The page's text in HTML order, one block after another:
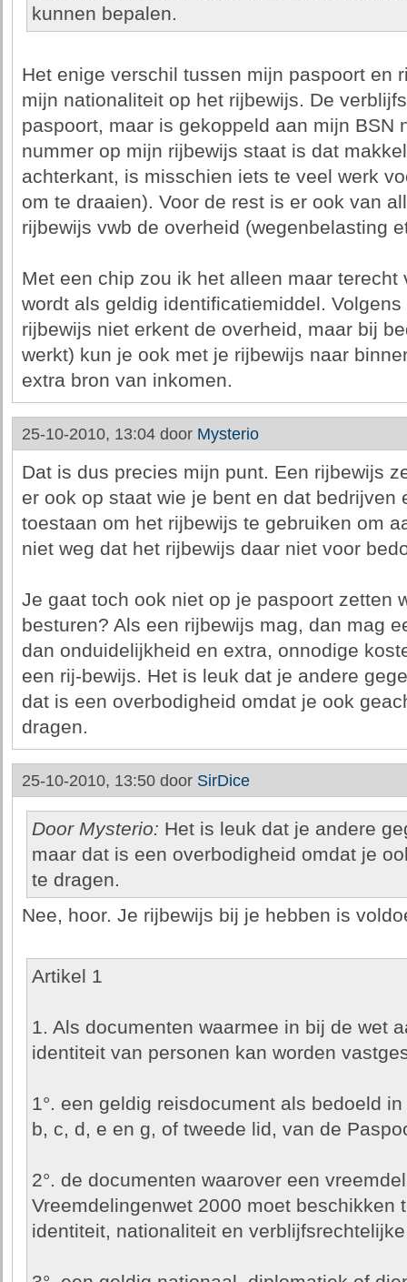
kunnen bepalen.
Het enige verschil tussen mijn paspoort en
mijn nationaliteit op het rijbewijs. De
paspoort, maar is gekoppeld aan mijn BSN
nummer op mijn rijbewijs staat is dat
achterkant, is misschien iets te veel werk
om te draaien). Voor de rest is er ook van
rijbewijs vwb de overheid (wegenbelasting
Met een chip zou ik het alleen maar
wordt als geldig identificatiemiddel.
rijbewijs niet erkent de overheid, maar bij
werkt) kun je ook met je rijbewijs naar
extra bron van inkomen.
25-10-2010, 13:04 door Mysterio
Dat is dus precies mijn punt. Een rijbewijs
er ook op staat wie je bent en dat bedrijven
toestaan om het rijbewijs te gebruiken om
niet weg dat het rijbewijs daar niet voor
Je gaat toch ook niet op je paspoort zetten
besturen? Als een rijbewijs mag, dan mag
dan onduidelijkheid en extra, onnodige
een rij-bewijs. Het is leuk dat je andere
dat is een overbodigheid omdat je ook
dragen.
25-10-2010, 13:50 door SirDice
Door Mysterio: Het is leuk dat je andere
maar dat is een overbodigheid omdat je
te dragen.
Nee, hoor. Je rijbewijs bij je hebben is
Artikel 1
1. Als documenten waarmee in bij de wet
identiteit van personen kan worden
1°. een geldig reisdocument als bedoeld
b, c, d, e en g, of tweede lid, van de
2°. de documenten waarover een
Vreemdelingenwet 2000 moet beschikken
identiteit, nationaliteit en